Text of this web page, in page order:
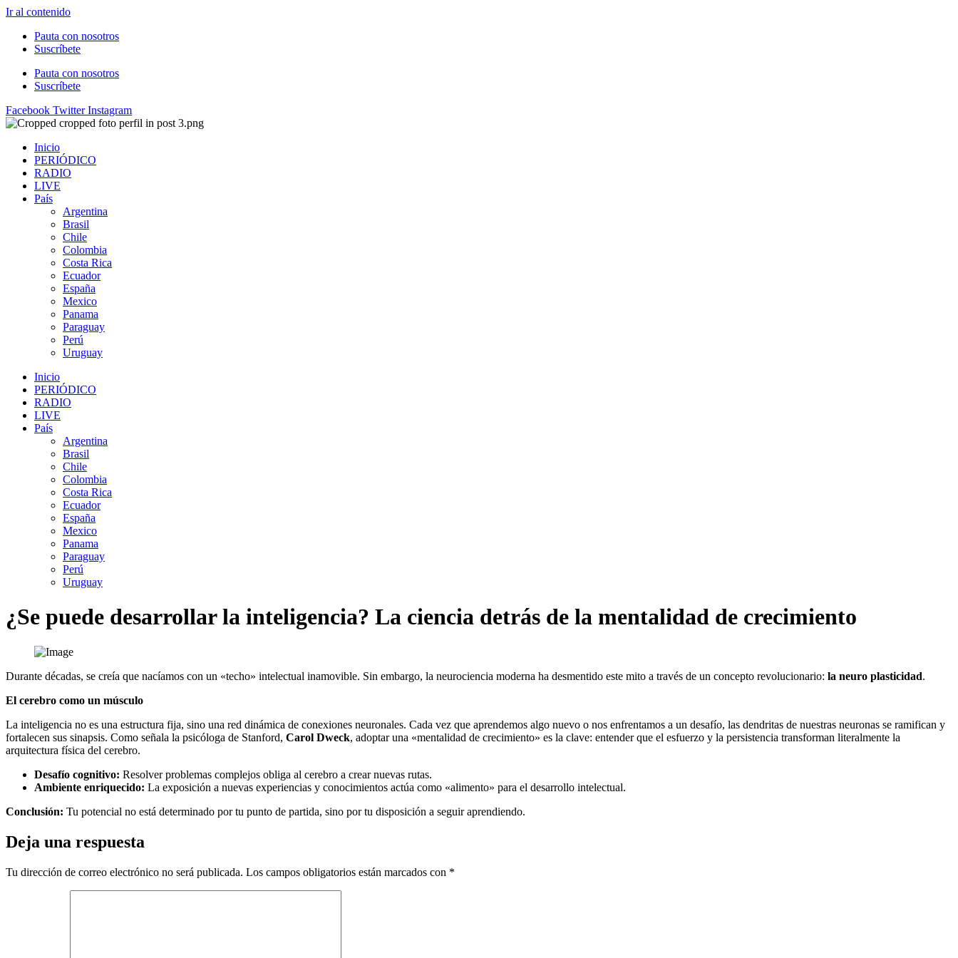
Ir al contenido
Pauta con nosotros
Suscríbete
Pauta con nosotros
Suscríbete
Facebook Twitter Instagram
Inicio
PERIÓDICO
RADIO
LIVE
País
Argentina
Brasil
Chile
Colombia
Costa Rica
Ecuador
España
Mexico
Panama
Paraguay
Perú
Uruguay
Inicio
PERIÓDICO
RADIO
LIVE
País
Argentina
Brasil
Chile
Colombia
Costa Rica
Ecuador
España
Mexico
Panama
Paraguay
Perú
Uruguay
¿Se puede desarrollar la inteligencia? La ciencia detrás de la mentalidad de crecimiento
Durante décadas, se creía que nacíamos con un «techo» intelectual inamovible. Sin embargo, la neurociencia moderna ha desmentido este mito a través de un concepto revolucionario: la neuro plasticidad.
El cerebro como un músculo
La inteligencia no es una estructura fija, sino una red dinámica de conexiones neuronales. Cada vez que aprendemos algo nuevo o nos enfrentamos a un desafío, las dendritas de nuestras neuronas se ramifican y
fortalecen sus sinapsis. Como señala la psicóloga de Stanford, Carol Dweck, adoptar una «mentalidad de crecimiento» es la clave: entender que el esfuerzo y la persistencia transforman literalmente la
arquitectura física del cerebro.
Desafío cognitivo: Resolver problemas complejos obliga al cerebro a crear nuevas rutas.
Ambiente enriquecido: La exposición a nuevas experiencias y conocimientos actúa como «alimento» para el desarrollo intelectual.
Conclusión: Tu potencial no está determinado por tu punto de partida, sino por tu disposición a seguir aprendiendo.
Deja una respuesta
Tu dirección de correo electrónico no será publicada. Los campos obligatorios están marcados con *